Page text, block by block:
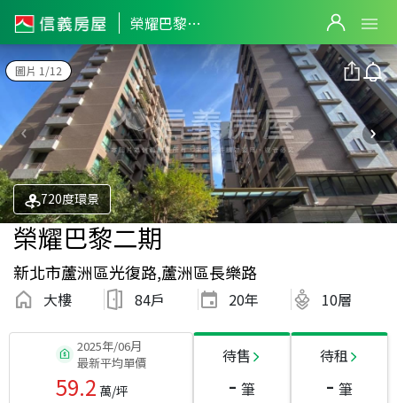
榮耀巴黎二期
圖片 1/12
720度環景
榮耀巴黎二期
新北市蘆洲區光復路,蘆洲區長樂路
大樓 84戶 20年 10層
2025年/06月
最新平均單價
59.2 萬/坪
待售
- 筆
待租
- 筆